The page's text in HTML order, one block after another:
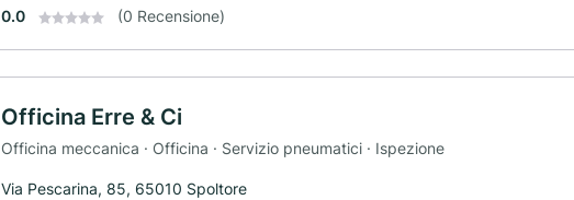
0.0 (0 Recensione)
Officina Erre & Ci
Officina meccanica · Officina · Servizio pneumatici · Ispezione
Via Pescarina, 85, 65010 Spoltore